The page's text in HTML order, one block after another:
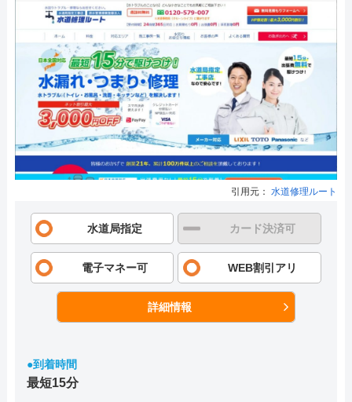
引用元： 水道修理ルート
水道局指定 カード決済可
電子マネー可 WEB割引アリ
詳細情報
●到着時間
最短15分